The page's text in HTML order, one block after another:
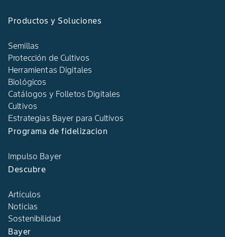
Productos y Soluciones
Semillas
Protección de Cultivos
Herramientas Digitales
Biológicos
Catálogos y Folletos Digitales
Cultivos
Estrategias Bayer para Cultivos
Programa de fidelizacion
Impulso Bayer
Descubre
Artículos
Noticias
Sostenibilidad
Bayer